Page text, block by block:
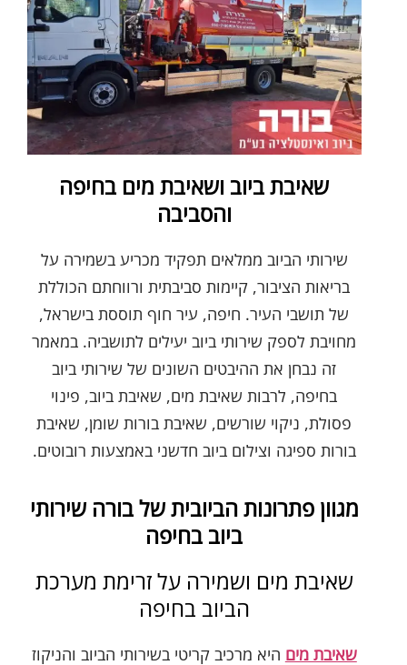
שאיבת ביוב ושאיבת מים בחיפה
והסביבה
שירותי הביוב ממלאים תפקיד מכריע בשמירה על
בריאות הציבור, קיימות סביבתית ורווחתם הכוללת
של תושבי העיר. חיפה, עיר חוף תוססת בישראל,
מחויבת לספק שירותי ביוב יעילים לתושביה. במאמר
זה נבחן את ההיבטים השונים של שירותי ביוב
בחיפה, לרבות שאיבת מים, שאיבת ביוב, פינוי
פסולת, ניקוי שורשים, שאיבת בורות שומן, שאיבת
בורות ספיגה וצילום ביוב חדשני באמצעות רובוטים.
מגוון פתרונות הביובית של בורה שירותי
ביוב בחיפה
שאיבת מים ושמירה על זרימת מערכת
הביוב בחיפה
שאיבת מים היא מרכיב קריטי בשירותי הביוב והניקוז